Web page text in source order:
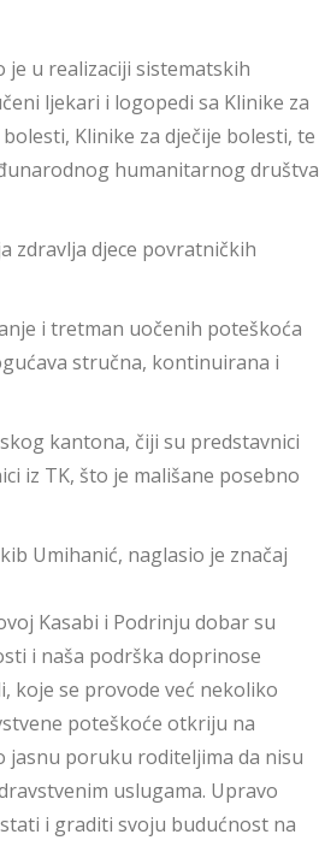
u realizaciji sistematskih
ljekari i logopedi sa Klinike za
Klinike za dječije bolesti, te
humanitarnog društva
zdravlja djece povratničkih
i tretman uočenih poteškoća
stručna, kontinuirana i
kantona, čiji su predstavnici
iz TK, što je mališane posebno
Umihanić, naglasio je značaj
Kasabi i Podrinju dobar su
i naša podrška doprinose
koje se provode već nekoliko
poteškoće otkriju na
jasnu poruku roditeljima da nisu
uslugama. Upravo
i graditi svoju budućnost na